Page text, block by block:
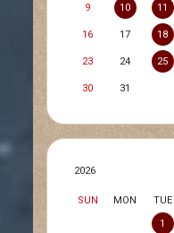
9 10 11
16 17 18
23 24 25
30 31
2026
SUN MON TUE
1